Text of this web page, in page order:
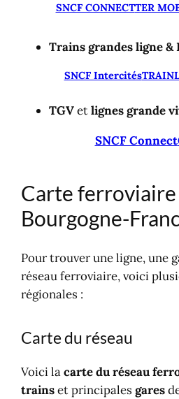
SNCF CONNECTTER
Trains grandes ligne
SNCF Intercités
TGVetlignes grande
SNCF Connect
Carte ferroviaire
Bourgogne-
Pour trouver une ligne, une
réseau ferroviaire, voici
régionales :
Carte du réseau
Voici lacarte du réseau
trainset principalesgares